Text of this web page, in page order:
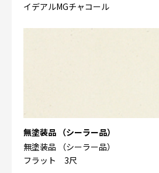
イデアルMGチャコール
無塗装品 （シーラー品）
無塗装品 （シーラー品）
フラット 3尺